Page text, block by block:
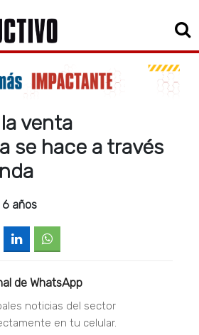
venta
se hace a través
años
de WhatsApp
noticias del sector
en tu celular.